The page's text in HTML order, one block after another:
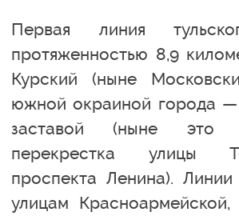
Первая линия
протяженностью 8,9
Курский (ныне
южной окраиной города —
заставой (ныне это
перекрестка улицы
проспекта Ленина).
улицам